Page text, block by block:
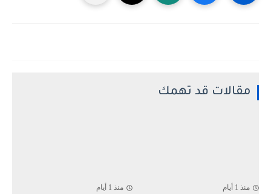
مقالات قد تهمك
منذ 1 أيام منذ 1 أيام